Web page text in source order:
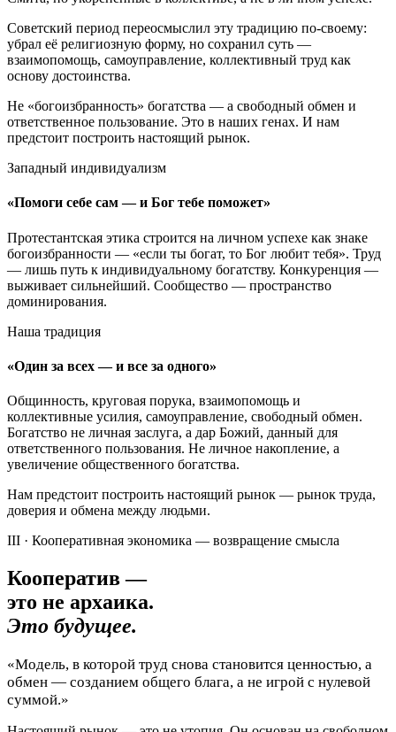
Советский период переосмыслил эту традицию по-своему:
убрал её религиозную форму, но сохранил суть —
взаимопомощь, самоуправление, коллективный труд как
основу достоинства.
Не «богоизбранность» богатства — а свободный обмен и
ответственное пользование. Это в наших генах. И нам
предстоит построить настоящий рынок.
Западный индивидуализм
«Помоги себе сам — и Бог тебе поможет»
Протестантская этика строится на личном успехе как знаке
богоизбранности — «если ты богат, то Бог любит тебя». Труд
— лишь путь к индивидуальному богатству. Конкуренция —
выживает сильнейший. Сообщество — пространство
доминирования.
Наша традиция
«Один за всех — и все за одного»
Общинность, круговая порука, взаимопомощь и
коллективные усилия, самоуправление, свободный обмен.
Богатство не личная заслуга, а дар Божий, данный для
ответственного пользования. Не личное накопление, а
увеличение общественного богатства.
Нам предстоит построить настоящий рынок — рынок труда,
доверия и обмена между людьми.
III · Кооперативная экономика — возвращение смысла
Кооператив —
это не архаика.
Это будущее.
«Модель, в которой труд снова становится ценностью, а
обмен — созданием общего блага, а не игрой с нулевой
суммой.»